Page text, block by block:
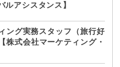
ルアシスタンス】
ング実務スタッフ（旅行好
株式会社マーケティング・